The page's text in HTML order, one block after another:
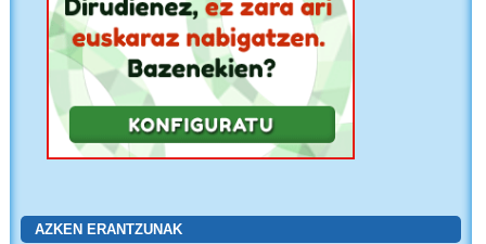
AZKEN ERANTZUNAK